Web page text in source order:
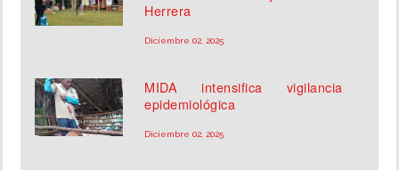
Herrera
Diciembre 02, 2025
MIDA intensifica vigilancia
epidemiológica
Diciembre 02, 2025